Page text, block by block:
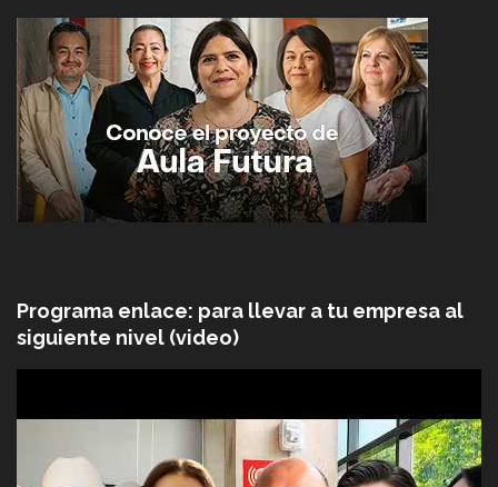
Programa enlace: para llevar a tu empresa al
siguiente nivel (video)